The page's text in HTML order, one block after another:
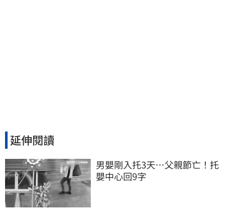
延伸閱讀
男嬰剛入托3天…父親節亡！托
嬰中心回9字